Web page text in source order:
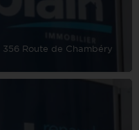
356 Route de Chambéry